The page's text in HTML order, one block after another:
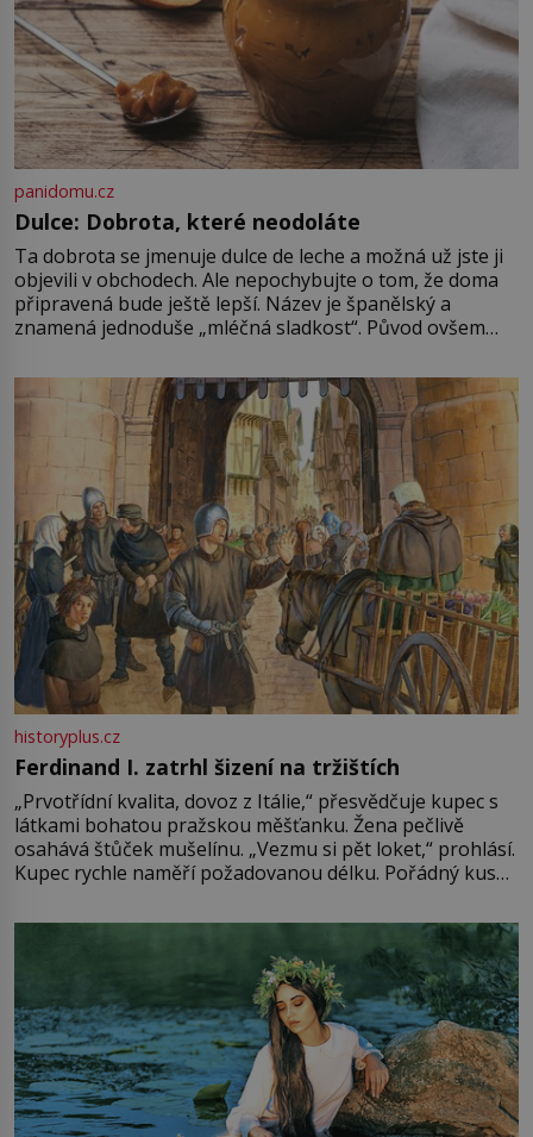
panidomu.cz
Dulce: Dobrota, které neodoláte
Ta dobrota se jmenuje dulce de leche a možná už jste ji
objevili v obchodech. Ale nepochybujte o tom, že doma
připravená bude ještě lepší. Název je španělský a
znamená jednoduše „mléčná sladkost“. Původ ovšem
pře hned několik latinskoamerických zemí a k tomu
Francie, kde se traduje,
historyplus.cz
Ferdinand I. zatrhl šizení na tržištích
„Prvotřídní kvalita, dovoz z Itálie,“ přesvědčuje kupec s
látkami bohatou pražskou měšťanku. Žena pečlivě
osahává štůček mušelínu. „Vezmu si pět loket,“ prohlásí.
Kupec rychle naměří požadovanou délku. Pořádný kus
milostpaní. Stačí jenom na sukni,“ zhodnotí švadlena
množství růžového mušelínu. „Ošidili vás, podívejte.“